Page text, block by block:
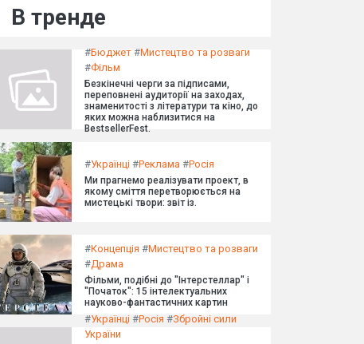
В тренде
#Бюджет #Мистецтво та розваги
#Фільм
Безкінечні черги за підписами,
переповнені аудиторії на заходах,
знаменитості з літератури та кіно, до
яких можна наблизитися на
BestsellerFest.
#Українці #Реклама #Росія
Ми прагнемо реалізувати проект, в
якому сміття перетворюється на
мистецькі твори: звіт із.
#Концепція #Мистецтво та розваги
#Драма
Фільми, подібні до "Інтерстеллар" і
"Початок": 15 інтелектуальних
науково-фантастичних картин
#Українці #Росія #Збройні сили
України